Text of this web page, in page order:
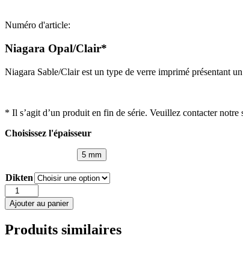
Numéro d'article:
Niagara Opal/Clair*
Niagara Sable/Clair est un type de verre imprimé présentant
* Il s’agit d’un produit en fin de série. Veuillez contacter
Choisissez l'épaisseur
5 mm
Dikten
quantité
de
Niagara
Ajouter au panier
Produits similaires